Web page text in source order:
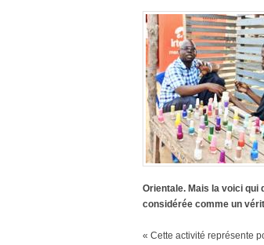
Orientale. Mais la voici qui
considérée comme un
« Cette activité représente